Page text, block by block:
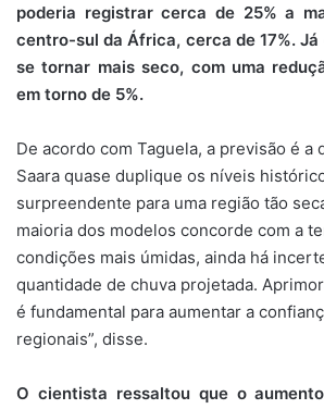
poderia registrar cerca de 25% a
centro-sul da África, cerca de 17%.
se tornar mais seco, com uma
em torno de 5%.
De acordo com Taguela, a previsão é a
Saara quase duplique os níveis
surpreendente para uma região tão
maioria dos modelos concorde com a
condições mais úmidas, ainda há
quantidade de chuva projetada.
é fundamental para aumentar a
regionais”, disse.
O cientista ressaltou que o